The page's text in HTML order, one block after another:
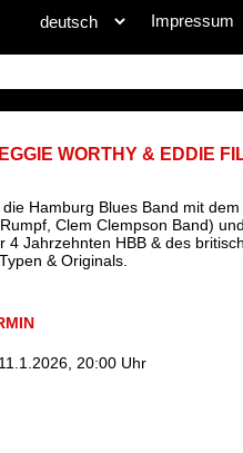
Impressum
WORTHY & EDDIE
Hamburg Blues Band mit
Clem Clempson Band)
Jahrzehnten HBB & des
& Originals.
20:00 Uhr